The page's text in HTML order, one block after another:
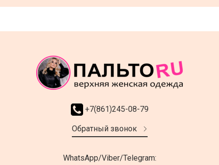
+7(861)245-08-79
Обратный звонок
WhatsApp/Viber/Telegram: